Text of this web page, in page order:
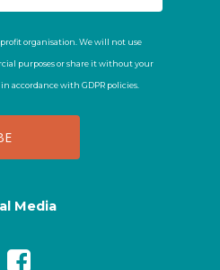
organisation. We will not use
purposes or share it without your
accordance with GDPR policies.
Media